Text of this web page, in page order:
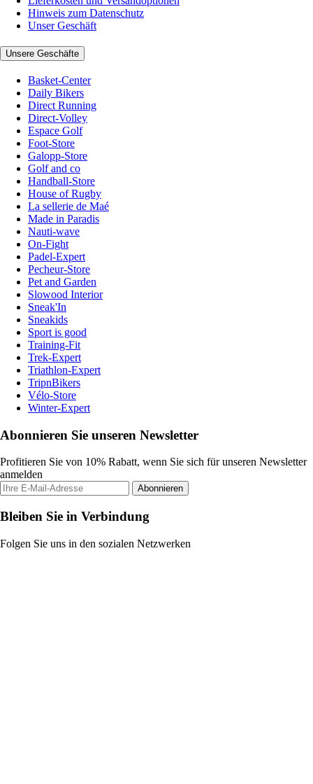
Hinweis zum Datenschutz
Unser Geschäft
Unsere Geschäfte
Basket-Center
Daily Bikers
Direct Running
Direct-Volley
Espace Golf
Foot-Store
Galopp-Store
Golf and co
Handball-Store
House of Rugby
La sellerie de Maé
Made in Paradis
Nauti-wave
On-Fight
Padel-Expert
Pecheur-Store
Pet and Garden
Slowood Interior
Sneak'In
Sneakids
Sport is good
Training-Fit
Trek-Expert
Triathlon-Expert
TripnBikers
Vélo-Store
Winter-Expert
Abonnieren Sie unseren Newsletter
Profitieren Sie von 10% Rabatt, wenn Sie sich für unseren Newsletter
anmelden
Abonnieren
Bleiben Sie in Verbindung
Folgen Sie uns in den sozialen Netzwerken